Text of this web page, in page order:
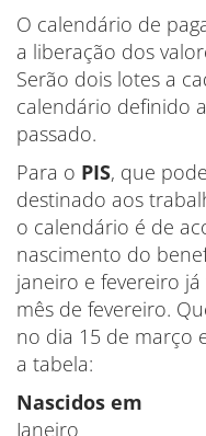
O calendário de
a liberação dos
Serão dois lotes a
calendário definido
passado.
Para o PIS, que
destinado aos
o calendário é de
nascimento do
janeiro e fevereiro
mês de fevereiro.
no dia 15 de março
a tabela:
Nascidos em
Janeiro